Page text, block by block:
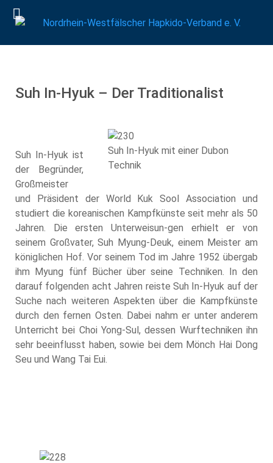
Suh In-Hyuk – Der Traditionalist
Suh In-Hyuk mit einer Dubon
Technik
Suh In-Hyuk ist
der Begründer,
Großmeister
und Präsident der World Kuk Sool Association und
studiert die koreanischen Kampfkünste seit mehr als 50
Jahren. Die ersten Unterweisun-gen erhielt er von
seinem Großvater, Suh Myung-Deuk, einem Meister am
königlichen Hof. Vor seinem Tod im Jahre 1952 übergab
ihm Myung fünf Bücher über seine Techniken. In den
darauf folgenden acht Jahren reiste Suh In-Hyuk auf der
Suche nach weiteren Aspekten über die Kampfkünste
durch den fernen Osten. Dabei nahm er unter anderem
Unterricht bei Choi Yong-Sul, dessen Wurftechniken ihn
sehr beeinflusst haben, sowie bei dem Mönch Hai Dong
Seu und Wang Tai Eui.